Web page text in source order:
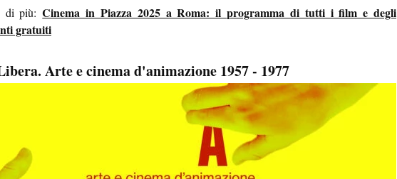
di più:Cinema in Piazza 2025 a Roma: il programma di tutti i film e degli
gratuiti
Arte e cinema d'animazione 1957 - 1977